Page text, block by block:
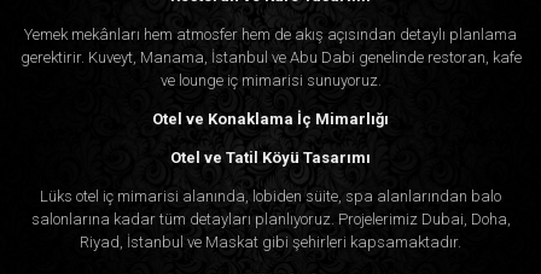
Yemek mekânları hem atmosfer hem de akış açısından detaylı planlama
gerektirir. Kuveyt, Manama, İstanbul ve Abu Dabi genelinde restoran, kafe
ve lounge iç mimarisi sunuyoruz.
Otel ve Konaklama İç Mimarlığı
Otel ve Tatil Köyü Tasarımı
Lüks otel iç mimarisi alanında, lobiden süite, spa alanlarından balo
salonlarına kadar tüm detayları planlıyoruz. Projelerimiz Dubai, Doha,
Riyad, İstanbul ve Maskat gibi şehirleri kapsamaktadır.